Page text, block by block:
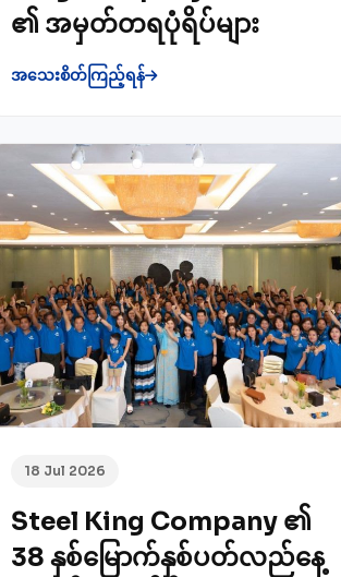
၏ အမှတ်တရပုံရိပ်များ
အသေးစိတ်ကြည့်ရန်
18 Jul 2026
Steel King Company ၏
38 နှစ်မြောက်နှစ်ပတ်လည်နေ့